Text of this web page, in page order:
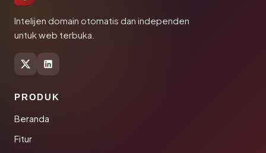
Intelijen domain otomatis dan independen
untuk web terbuka.
PRODUK
Beranda
Fitur